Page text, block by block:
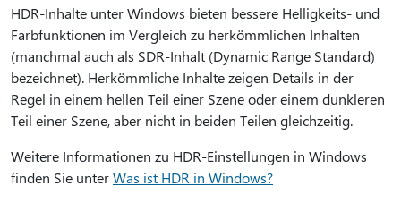
HDR-Inhalte unter Windows bieten bessere Helligkeits- und
Farbfunktionen im Vergleich zu herkömmlichen Inhalten
(manchmal auch als SDR-Inhalt (Dynamic Range Standard)
bezeichnet). Herkömmliche Inhalte zeigen Details in der
Regel in einem hellen Teil einer Szene oder einem dunkleren
Teil einer Szene, aber nicht in beiden Teilen gleichzeitig.
Weitere Informationen zu HDR-Einstellungen in Windows
finden Sie unterWas ist HDR in Windows?